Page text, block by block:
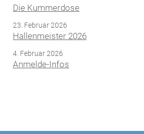
Die Kummerdose
23. Februar 2026
Hallenmeister 2026
4. Februar 2026
Anmelde-Infos